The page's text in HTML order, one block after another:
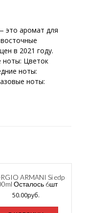
аромат для
в 2021 году.
ноты: Цветок
ноты:
ноты:
ARMANI Si edp
Осталось 6шт
50.00руб.